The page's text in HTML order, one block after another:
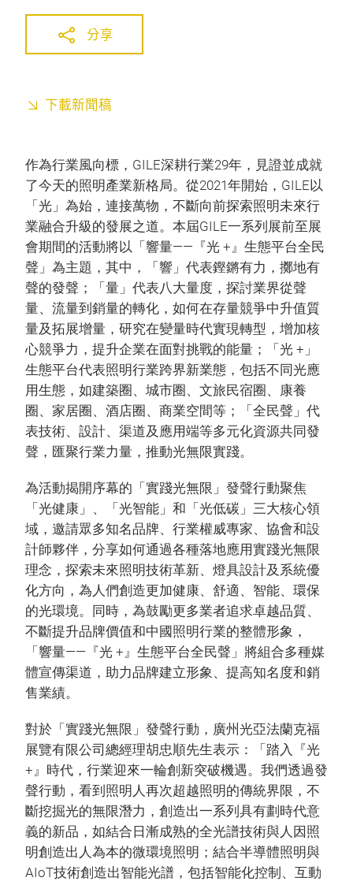
分享
下載新聞稿
作為行業風向標，GILE深耕行業29年，見證並成就
了今天的照明產業新格局。從2021年開始，GILE以
「光」為始，連接萬物，不斷向前探索照明未來行
業融合升級的發展之道。本屆GILE一系列展前至展
會期間的活動將以「響量——『光 +』生態平台全民
聲」為主題，其中，「響」代表鏗鏘有力，擲地有
聲的發聲；「量」代表八大量度，探討業界從聲
量、流量到銷量的轉化，如何在存量競爭中升值質
量及拓展增量，研究在變量時代實現轉型，增加核
心競爭力，提升企業在面對挑戰的能量；「光 +」
生態平台代表照明行業跨界新業態，包括不同光應
用生態，如建築圈、城市圈、文旅民宿圈、康養
圈、家居圈、酒店圈、商業空間等；「全民聲」代
表技術、設計、渠道及應用端等多元化資源共同發
聲，匯聚行業力量，推動光無限實踐。
為活動揭開序幕的「實踐光無限」發聲行動聚焦
「光健康」、「光智能」和「光低碳」三大核心領
域，邀請眾多知名品牌、行業權威專家、協會和設
計師夥伴，分享如何通過各種落地應用實踐光無限
理念，探索未來照明技術革新、燈具設計及系統優
化方向，為人們創造更加健康、舒適、智能、環保
的光環境。同時，為鼓勵更多業者追求卓越品質、
不斷提升品牌價值和中國照明行業的整體形象，
「響量——『光 +』生態平台全民聲」將組合多種媒
體宣傳渠道，助力品牌建立形象、提高知名度和銷
售業績。
對於「實踐光無限」發聲行動，廣州光亞法蘭克福
展覽有限公司總經理胡忠順先生表示：「踏入『光
+』時代，行業迎來一輪創新突破機遇。我們透過發
聲行動，看到照明人再次超越照明的傳統界限，不
斷挖掘光的無限潛力，創造出一系列具有劃時代意
義的新品，如結合日漸成熟的全光譜技術與人因照
明創造出人為本的微環境照明；結合半導體照明與
AIoT技術創造出智能光譜，包括智能化控制、互動